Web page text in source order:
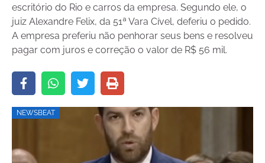
escritório do Rio e carros da empresa. Segundo ele, o
juiz Alexandre Felix, da 51ª Vara Cível, deferiu o pedido.
A empresa preferiu não penhorar seus bens e resolveu
pagar com juros e correção o valor de R$ 56 mil.
NEWSBEAT